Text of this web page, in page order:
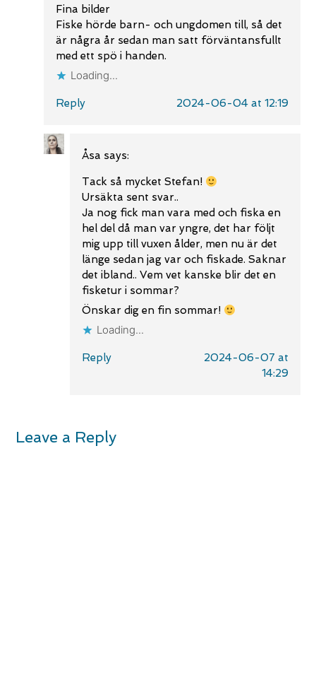
Fina bilder
Fiske hörde barn- och ungdomen till, så det
är några år sedan man satt förväntansfullt
med ett spö i handen.
Loading...
Reply 2024-06-04 at 12:19
Åsa says:
Tack så mycket Stefan!
Ursäkta sent svar..
Ja nog fick man vara med och fiska en
hel del då man var yngre, det har följt
mig upp till vuxen ålder, men nu är det
länge sedan jag var och fiskade. Saknar
det ibland.. Vem vet kanske blir det en
fisketur i sommar?
Önskar dig en fin sommar!
Loading...
Reply
2024-06-07 at
14:29
Leave a Reply